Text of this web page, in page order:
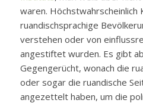
waren. Höchstwahrscheinlich
ruandischsprachige
verstehen oder von
angestiftet wurden. Es gibt
Gegengerücht, wonach die
oder sogar die ruandische
angezettelt haben, um die